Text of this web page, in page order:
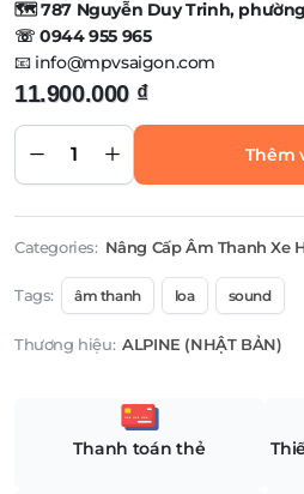
🗺️ 787 Nguyễn Duy Trinh, phường
☏ 0944 955 965
📧 info@mpvsaigon.com
11.900.000 ₫
ALPINE
LOA 2
CÔNG
NGHỆ
FIBER
Thêm
Categories: Nâng Cấp Âm Thanh Xe
Tags: âm thanh loa sound
Thương hiệu: ALPINE (NHẬT BẢN)
Thanh toán thẻ